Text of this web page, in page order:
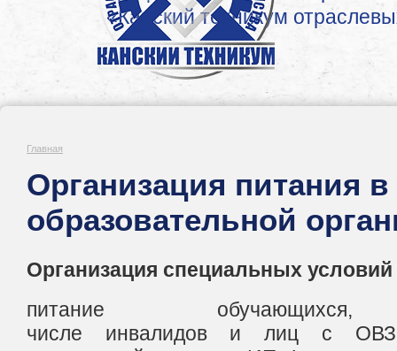
«Канский техникум
Главная
Организация питания в
образовательной
Организация специальных условий
питание
числе инвалидов и лиц с ОВЗ,